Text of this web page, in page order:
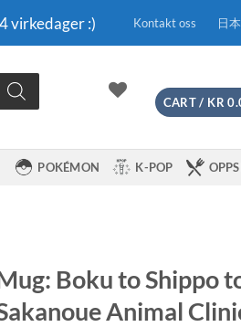
virkedager :) Kontakt oss 日
CART / KR
POKÉMON K-POP
Boku to Shippo
Animal